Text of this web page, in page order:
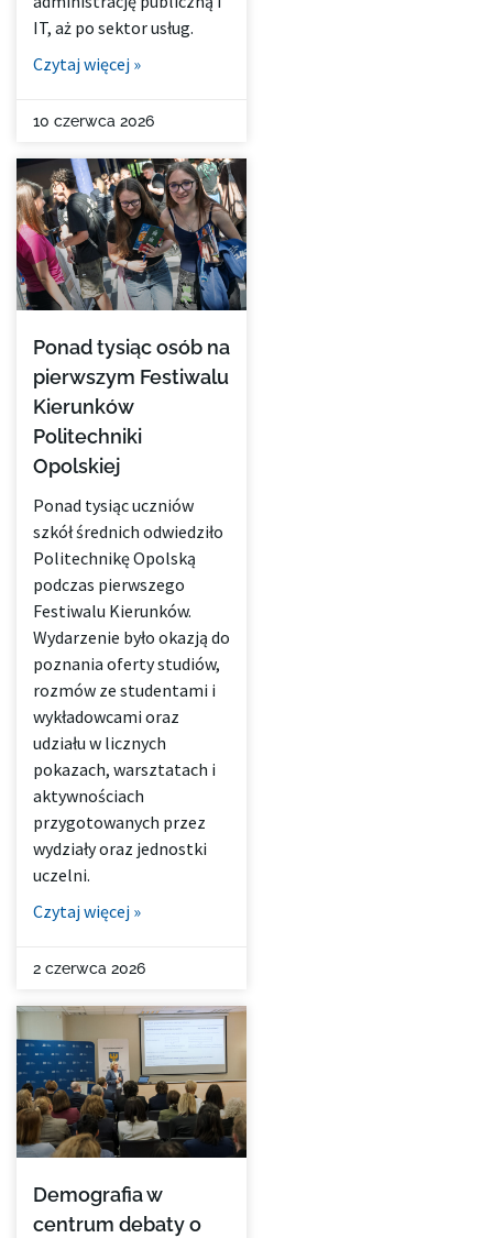
IT, aż po sektor usług.
Czytaj więcej »
10 czerwca 2026
Ponad tysiąc osób na
pierwszym Festiwalu
Kierunków
Politechniki
Opolskiej
Ponad tysiąc uczniów
szkół średnich odwiedziło
Politechnikę Opolską
podczas pierwszego
Festiwalu Kierunków.
Wydarzenie było okazją do
poznania oferty studiów,
rozmów ze studentami i
wykładowcami oraz
udziału w licznych
pokazach, warsztatach i
aktywnościach
przygotowanych przez
wydziały oraz jednostki
uczelni.
Czytaj więcej »
2 czerwca 2026
Demografia w
centrum debaty o